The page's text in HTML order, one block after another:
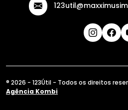
® 2026 - 123Útil - Todos os direitos
Agência Kombi